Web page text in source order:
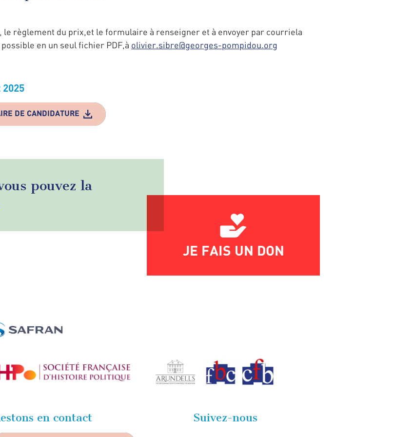
règlement du prix,et le formulaire à renseigner et à envoyer par courriela
en un seul fichier PDF,à olivier.sibre@georges-pompidou.org
DE CANDIDATURE
pouvez la
JE FAIS UN DON
en contact Suivez-nous